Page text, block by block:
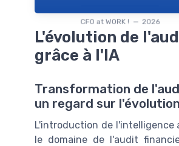
CFO at WORK ! — 2026
L'évolution de
grâce à l'IA
Transformation de
un regard sur
L'introduction de l'intelligence
le domaine de l'audit